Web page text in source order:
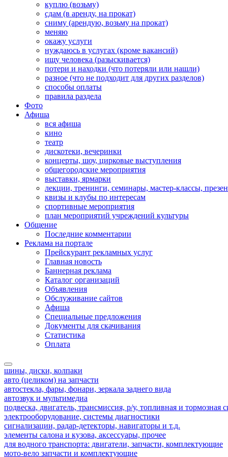
куплю (возьму)
сдам (в аренду, на прокат)
сниму (арендую, возьму на прокат)
меняю
окажу услуги
нуждаюсь в услугах (кроме вакансий)
ищу человека (разыскивается)
потери и находки (что потеряли или нашли)
разное (что не подходит для других разделов)
способы оплаты
правила раздела
Фото
Афиша
вся афиша
кино
театр
дискотеки, вечеринки
концерты, шоу, цирковые выступления
общегородские мероприятия
выставки, ярмарки
лекции, тренинги, семинары, мастер-классы,
квизы и клубы по интересам
спортивные мероприятия
план мероприятий учреждений культуры
Общение
Последние комментарии
Реклама на портале
Прейскурант рекламных услуг
Главная новость
Баннерная реклама
Каталог организаций
Объявления
Обслуживание сайтов
Афиша
Специальные предложения
Документы для скачивания
Статистика
Оплата
шины, диски, колпаки
авто (целиком) на запчасти
автостекла, фары, фонари, зеркала заднего вида
автозвук и мультимедиа
подвеска, двигатель, трансмиссия, р/у, топливная и тормозная
электрооборудование, системы диагностики
сигнализации, радар-детекторы, навигаторы и т.д.
элементы салона и кузова, аксессуары, прочее
для водного транспорта: двигатели, запчасти, комплектующие
мото-вело запчасти и комплектующие